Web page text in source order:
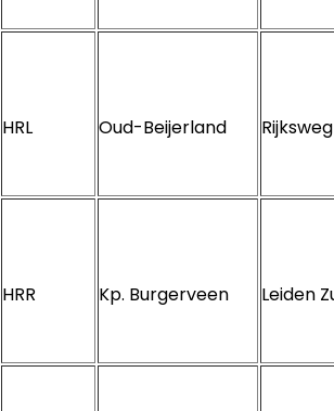
HRL Oud-Beijerland
HRR Kp. Burgerveen Leiden